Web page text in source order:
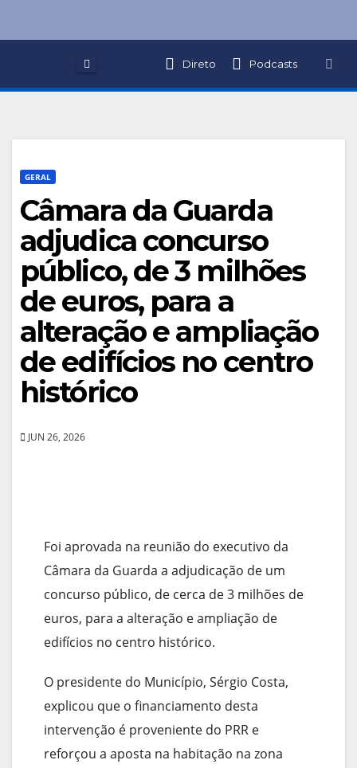
Direto Podcasts
GERAL
Câmara da Guarda
adjudica concurso
público, de 3 milhões
de euros, para a
alteração e ampliação
de edifícios no centro
histórico
JUN 26, 2026
Foi aprovada na reunião do executivo da
Câmara da Guarda a adjudicação de um
concurso público, de cerca de 3 milhões de
euros, para a alteração e ampliação de
edifícios no centro histórico.
O presidente do Município, Sérgio Costa,
explicou que o financiamento desta
intervenção é proveniente do PRR e
reforçou a aposta na habitação na zona